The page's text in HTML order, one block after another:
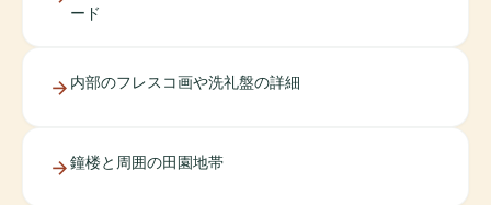
ード
内部のフレスコ画や洗礼盤の詳細
鐘楼と周囲の田園地帯